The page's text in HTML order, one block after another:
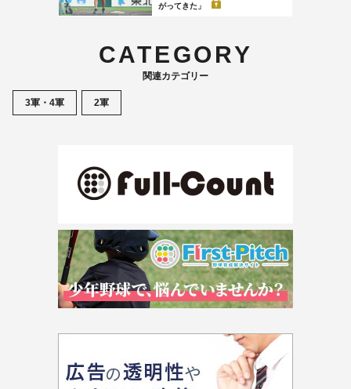
がってきた」
CATEGORY
関連カテゴリー
3軍・4軍 2軍